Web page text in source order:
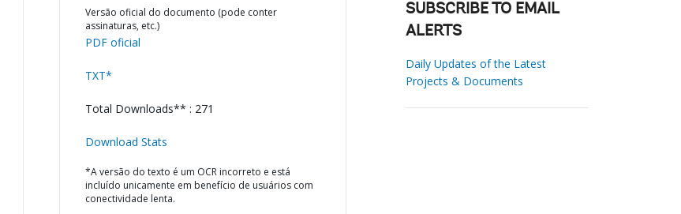
Versão oficial do documento (pode conter
assinaturas, etc.)
PDF oficial
TXT*
Total Downloads** : 271
Download Stats
*A versão do texto é um OCR incorreto e está
incluído unicamente em benefício de usuários com
conectividade lenta.
SUBSCRIBE TO EMAIL
ALERTS
Daily Updates of the Latest
Projects & Documents